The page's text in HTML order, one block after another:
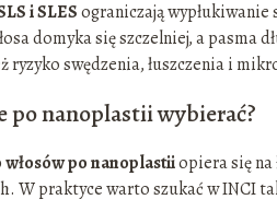
i SLESograniczają
domyka się szczelniej, a pasma
ryzyko swędzenia, łuszczenia i
po nanoplastii wybierać?
włosów po nanoplastiiopiera się na
W praktyce warto szukać w INCI